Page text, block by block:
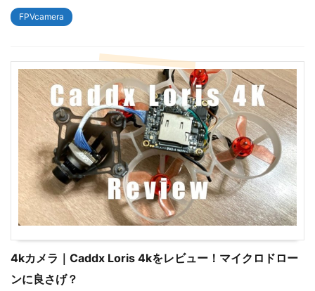
FPVcamera
4kカメラ｜Caddx Loris 4kをレビュー！マイクロドロー
ンに良さげ？